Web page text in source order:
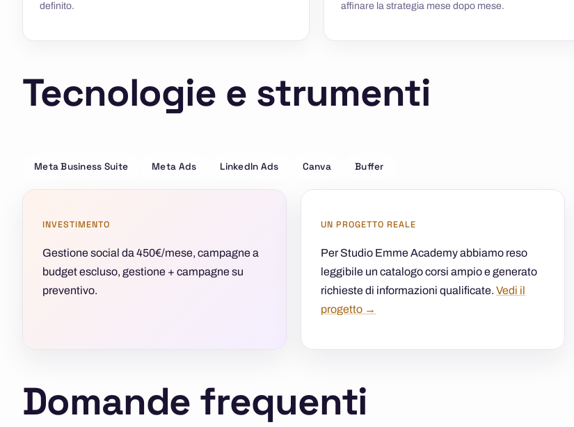
definito.
affinare la strategia mese dopo mese.
Tecnologie e strumenti
Meta Business Suite Meta Ads LinkedIn Ads Canva Buffer
INVESTIMENTO
Gestione social da 450€/mese, campagne a
budget escluso, gestione + campagne su
preventivo.
UN PROGETTO REALE
Per Studio Emme Academy abbiamo reso
leggibile un catalogo corsi ampio e generato
richieste di informazioni qualificate. Vedi il
progetto →
Domande frequenti